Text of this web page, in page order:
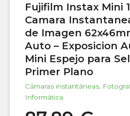
Fujifilm Instax Mini
Camara
de Imagen
Auto – Exposicion
Mini Espejo para
Primer Plano
Cámaras instantáneas
Informática